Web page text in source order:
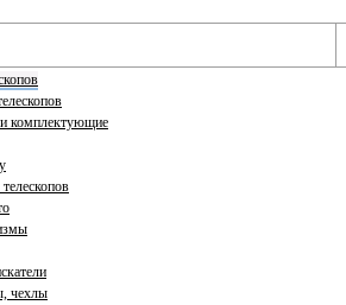
комплектующие
чехлы